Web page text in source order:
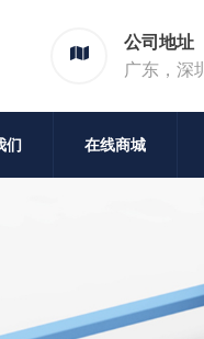
公司地址
广东，深圳
们 在线商城